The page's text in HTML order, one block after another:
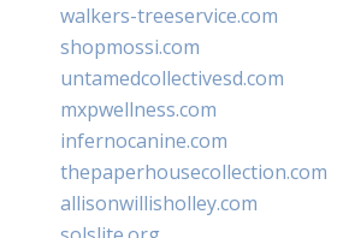
walkers-treeservice.com
shopmossi.com
untamedcollectivesd.com
mxpwellness.com
infernocanine.com
thepaperhousecollection.com
allisonwillisholley.com